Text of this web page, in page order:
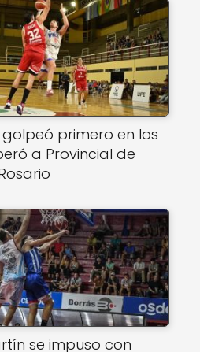
primero en los
a Provincial de
se impuso con